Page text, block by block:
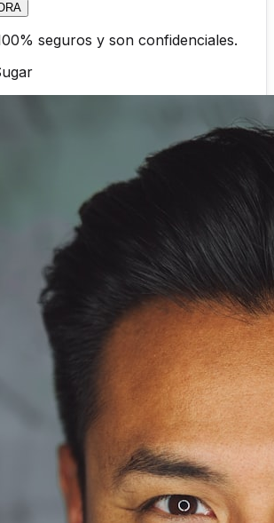
seguros y son confidenciales.